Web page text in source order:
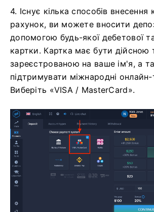
4. Існує кілька способів
рахунок, ви можете вносити
допомогою будь-якої дебетової
картки. Картка має бути дійсною
зареєстрованою на ваше ім'я, а
підтримувати міжнародні онлайн-
Виберіть «VISA / MasterCard».